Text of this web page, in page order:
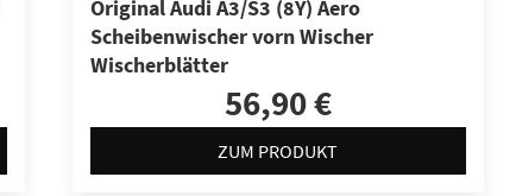
Original Audi A3/S3 (8Y) Aero
Scheibenwischer vorn Wischer
Wischerblätter
56,90 €
ZUM PRODUKT